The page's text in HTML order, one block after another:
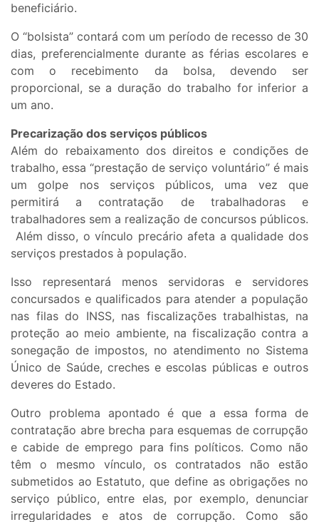
beneficiário.
O “bolsista” contará com um período de recesso de 30
dias, preferencialmente durante as férias escolares e
com o recebimento da bolsa, devendo ser
proporcional, se a duração do trabalho for inferior a
um ano.
Precarização dos serviços públicos
Além do rebaixamento dos direitos e condições de
trabalho, essa “prestação de serviço voluntário” é mais
um golpe nos serviços públicos, uma vez que
permitirá a contratação de trabalhadoras e
trabalhadores sem a realização de concursos públicos.
Além disso, o vínculo precário afeta a qualidade dos
serviços prestados à população.
Isso representará menos servidoras e servidores
concursados e qualificados para atender a população
nas filas do INSS, nas fiscalizações trabalhistas, na
proteção ao meio ambiente, na fiscalização contra a
sonegação de impostos, no atendimento no Sistema
Único de Saúde, creches e escolas públicas e outros
deveres do Estado.
Outro problema apontado é que a essa forma de
contratação abre brecha para esquemas de corrupção
e cabide de emprego para fins políticos. Como não
têm o mesmo vínculo, os contratados não estão
submetidos ao Estatuto, que define as obrigações no
serviço público, entre elas, por exemplo, denunciar
irregularidades e atos de corrupção. Como são